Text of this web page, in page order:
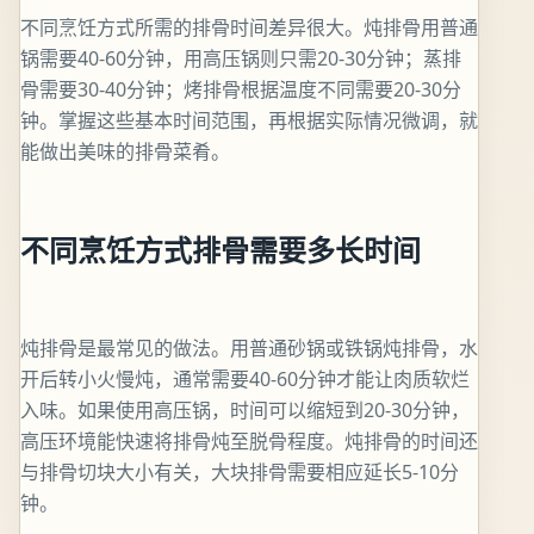
不同烹饪方式所需的排骨时间差异很大。炖排骨用普通
锅需要40-60分钟，用高压锅则只需20-30分钟；蒸排
骨需要30-40分钟；烤排骨根据温度不同需要20-30分
钟。掌握这些基本时间范围，再根据实际情况微调，就
能做出美味的排骨菜肴。
不同烹饪方式排骨需要多长时间
炖排骨是最常见的做法。用普通砂锅或铁锅炖排骨，水
开后转小火慢炖，通常需要40-60分钟才能让肉质软烂
入味。如果使用高压锅，时间可以缩短到20-30分钟，
高压环境能快速将排骨炖至脱骨程度。炖排骨的时间还
与排骨切块大小有关，大块排骨需要相应延长5-10分
钟。